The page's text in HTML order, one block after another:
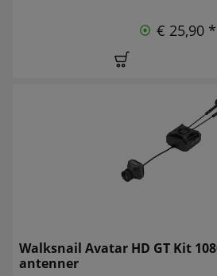
€ 25,90 *
Walksnail Avatar HD GT Kit
antenner